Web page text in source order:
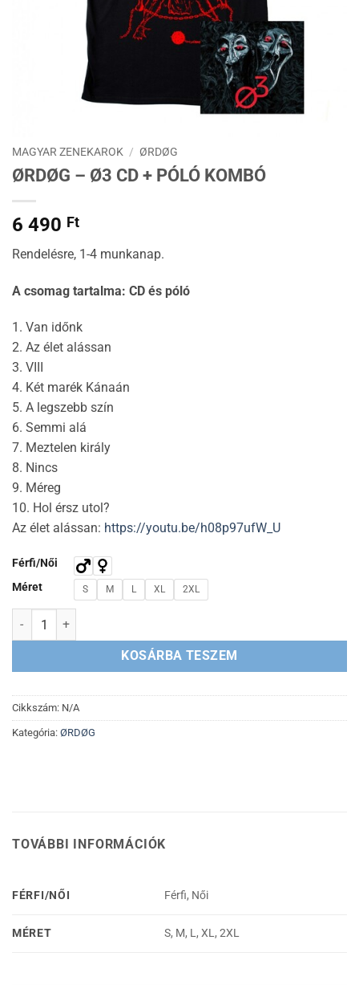
MAGYAR ZENEKAROK / ØRDØG
ØRDØG – Ø3 CD + PÓLÓ KOMBÓ
6 490 Ft
Rendelésre, 1-4 munkanap.
A csomag tartalma: CD és póló
1. Van időnk
2. Az élet alássan
3. VIII
4. Két marék Kánaán
5. A legszebb szín
6. Semmi alá
7. Meztelen király
8. Nincs
9. Méreg
10. Hol érsz utol?
Az élet alássan: https://youtu.be/h08p97ufW_U
Férfi/Női
Méret
S M L XL 2XL
ØRDØG - Ø3 CD + póló kombó mennyiség
KOSÁRBA TESZEM
Cikkszám: N/A
Kategória: ØRDØG
TOVÁBBI INFORMÁCIÓK
FÉRFI/NŐI Férfi, Női
MÉRET S, M, L, XL, 2XL